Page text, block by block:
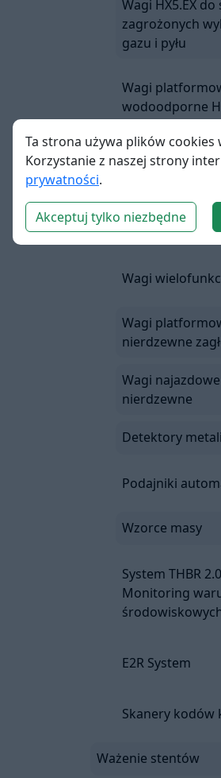
Wagi HX5.EX
zagrożonych
gazu i pyłu
Wagi
wodoodporne
Wagi
Wagi
Wagi
Wagi
nierdzewne
Wagi najazdowe
nierdzewne
Detektory metali
Podajniki
Wzorce masy
System THBR
Monitoring
E2R System
Skanery kodów
Ważenie stentów
Ta strona używa plików
Korzystanie z naszej strony
prywatności.
Akceptuj tylko niezbędne